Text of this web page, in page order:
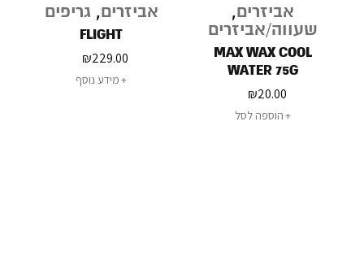
אביזרים,
שעווה/אביזרים
MAX WAX COOL
WATER 75G
₪20.00
הוספה לסל
אביזרים, גריפים
FLIGHT
₪229.00
מידע נוסף